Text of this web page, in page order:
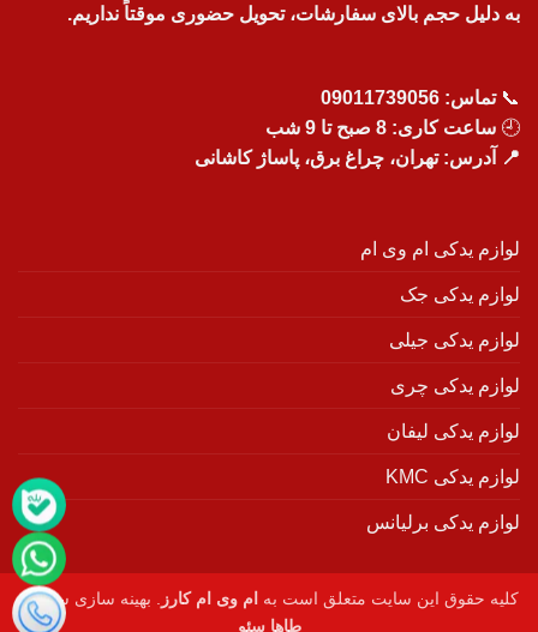
به دلیل حجم بالای سفارشات، تحویل حضوری موقتاً نداریم.
📞تماس: 09011739056
🕘 ساعت کاری: 8 صبح تا 9 شب
📍 آدرس: تهران، چراغ برق، پاساژ کاشانی
لوازم یدکی ام وی ام
لوازم یدکی جک
لوازم یدکی جیلی
لوازم یدکی چری
لوازم یدکی لیفان
لوازم یدکی KMC
لوازم یدکی برلیانس
کلیه حقوق این سایت متعلق است به ام وی ام کارز
. بهینه سازی سایت :
طاها سئو